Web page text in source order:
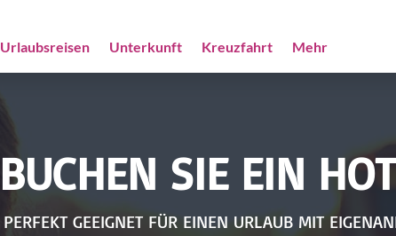
Urlaubsreisen Unterkunft Kreuzfahrt Mehr
BUCHEN SIE EIN
PERFEKT GEEIGNET FÜR EINEN URLAUB MIT